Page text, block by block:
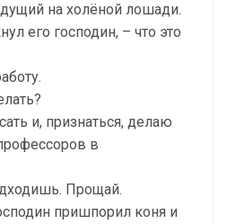
на холёной лошади.
его господин, – что это
и, признаться, делаю
в
Прощай.
пришпорил коня и